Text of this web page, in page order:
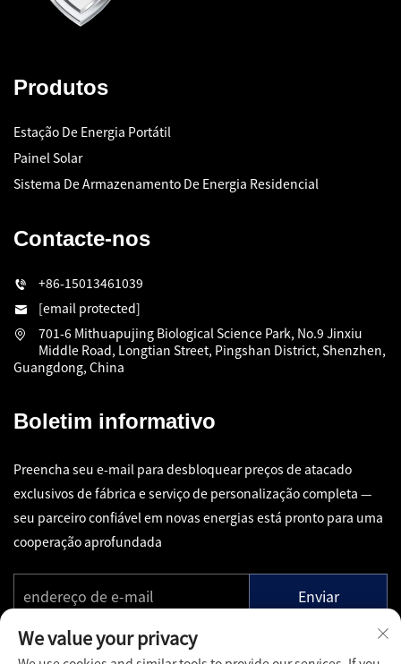
Produtos
Estação De Energia Portátil
Painel Solar
Sistema De Armazenamento De Energia Residencial
Contacte-nos
+86-15013461039
[email protected]
701-6 Mithuapujing Biological Science Park, No.9 Jinxiu
Middle Road, Longtian Street, Pingshan District, Shenzhen,
Guangdong, China
Boletim informativo
Preencha seu e-mail para desbloquear preços de atacado
exclusivos de fábrica e serviço de personalização completa —
seu parceiro confiável em novas energias está pronto para uma
cooperação aprofundada
Enviar
We value your privacy